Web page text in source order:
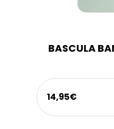
BASCULA
14,95€